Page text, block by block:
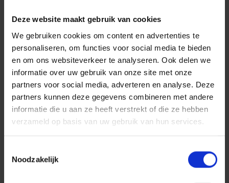
Deze website maakt gebruik van cookies
We gebruiken cookies om content en advertenties te
personaliseren, om functies voor social media te bieden
en om ons websiteverkeer te analyseren. Ook delen we
informatie over uw gebruik van onze site met onze
partners voor social media, adverteren en analyse. Deze
partners kunnen deze gegevens combineren met andere
informatie die u aan ze heeft verstrekt of die ze hebben
verzameld op basis van uw gebruik van hun services.
Noodzakelijk
zijn er al voorbereidingen getroffen voor de
grote ombouw die gepland staat voor 2026.
Door de seinen die niet tijdig vrijgegeven
konden worden, blijft de grote ombouw voor
het hoogfrequent rijden van de treinen wat
langer uit. Wel is er aan de oostzijde en op
Tilburg Universiteit hard gewerkt om zo veel
mogelijk voor te bereiden. De verouderde
portalen zijn vervangen door nieuwe, zodat
Station Tilburg Universiteit zijn vernieuwingen